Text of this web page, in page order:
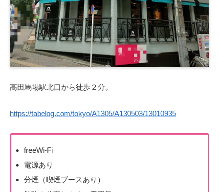
高田馬場駅北口から徒歩２分。
https://tabelog.com/tokyo/A1305/A130503/13010935
freeWi-Fi
電源あり
分煙（喫煙ブースあり）